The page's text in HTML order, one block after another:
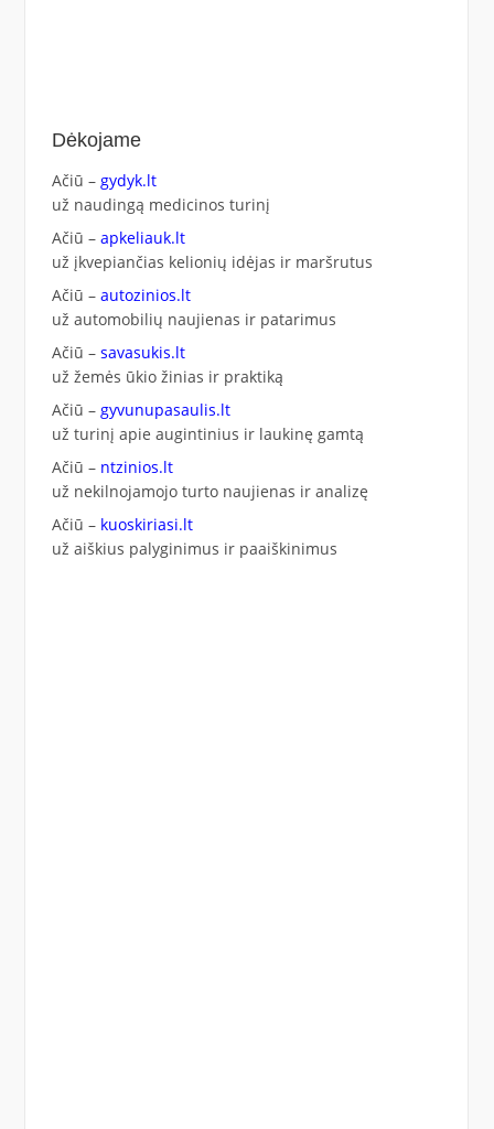
Dėkojame
Ačiū – gydyk.lt
už naudingą medicinos turinį
Ačiū – apkeliauk.lt
už įkvepiančias kelionių idėjas ir maršrutus
Ačiū – autozinios.lt
už automobilių naujienas ir patarimus
Ačiū – savasukis.lt
už žemės ūkio žinias ir praktiką
Ačiū – gyvunupasaulis.lt
už turinį apie augintinius ir laukinę gamtą
Ačiū – ntzinios.lt
už nekilnojamojo turto naujienas ir analizę
Ačiū – kuoskiriasi.lt
už aiškius palyginimus ir paaiškinimus